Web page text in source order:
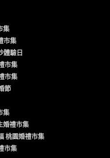
集
市集
驗日
市集
市集
節
集
禮市集
桃園婚禮市集
市集